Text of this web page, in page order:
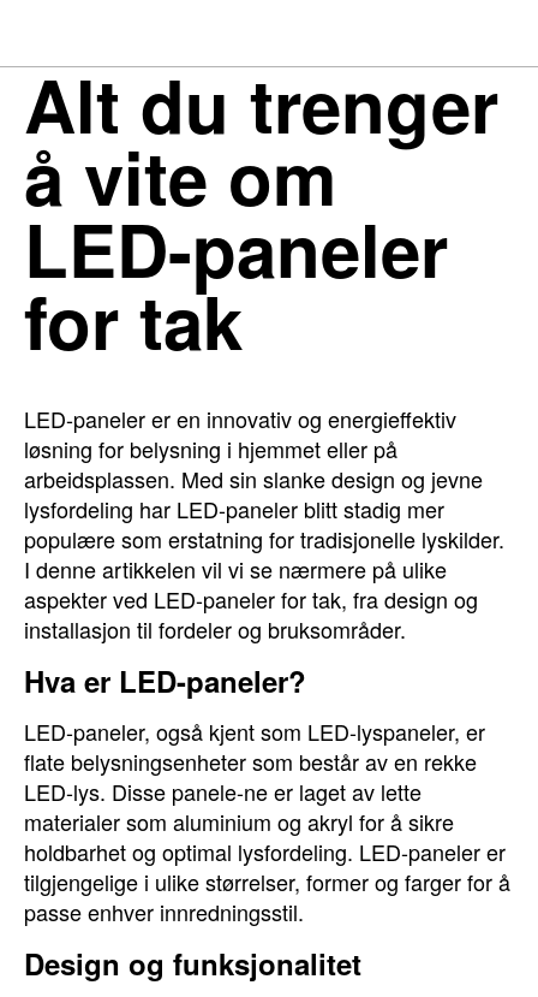
Alt du trenger
å vite om
LED-paneler
for tak
LED-paneler er en innovativ og energieffektiv
løsning for belysning i hjemmet eller på
arbeidsplassen. Med sin slanke design og jevne
lysfordeling har LED-paneler blitt stadig mer
populære som erstatning for tradisjonelle lyskilder.
I denne artikkelen vil vi se nærmere på ulike
aspekter ved LED-paneler for tak, fra design og
installasjon til fordeler og bruksområder.
Hva er LED-paneler?
LED-paneler, også kjent som LED-lyspaneler, er
flate belysningsenheter som består av en rekke
LED-lys. Disse panele-ne er laget av lette
materialer som aluminium og akryl for å sikre
holdbarhet og optimal lysfordeling. LED-paneler er
tilgjengelige i ulike størrelser, former og farger for å
passe enhver innredningsstil.
Design og funksjonalitet